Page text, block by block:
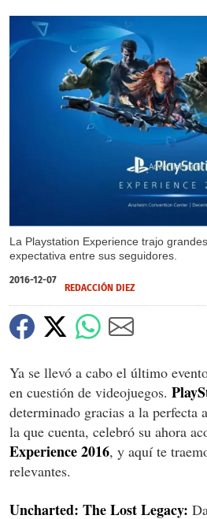
La Playstation Experience trajo
expectativa entre sus seguidores.
2016-12-07
REDACCIÓN DIEZ
Ya se llevó a cabo el último
en cuestión de videojuegos.
determinado gracias a la perfecta
la que cuenta, celebró su ahora
Experience 2016, y aquí te
relevantes.
Uncharted: The Lost Legacy: